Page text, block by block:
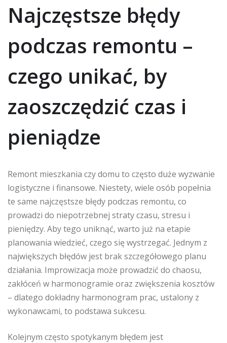
Najczęstsze błędy
podczas remontu –
czego unikać, by
zaoszczędzić czas i
pieniądze
Remont mieszkania czy domu to często duże wyzwanie
logistyczne i finansowe. Niestety, wiele osób popełnia
te same najczęstsze błędy podczas remontu, co
prowadzi do niepotrzebnej straty czasu, stresu i
pieniędzy. Aby tego uniknąć, warto już na etapie
planowania wiedzieć, czego się wystrzegać. Jednym z
największych błędów jest brak szczegółowego planu
działania. Improwizacja może prowadzić do chaosu,
zakłóceń w harmonogramie oraz zwiększenia kosztów
– dlatego dokładny harmonogram prac, ustalony z
wykonawcami, to podstawa sukcesu.
Kolejnym często spotykanym błędem jest